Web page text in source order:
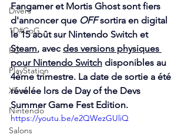
Divers
1D#CoG
PC
PlayStation
Xbox
Nintendo
Salons
Fangamer et Mortis Ghost sont fiers
d'annoncer que OFF sortira en digital
le 15 août sur Nintendo Switch et
Steam, avec des versions physiques
pour Nintendo Switch disponibles au
4ème trimestre. La date de sortie a été
révélée lors de Day of the Devs
Summer Game Fest Edition.
https://youtu.be/e2QWezGUliQ